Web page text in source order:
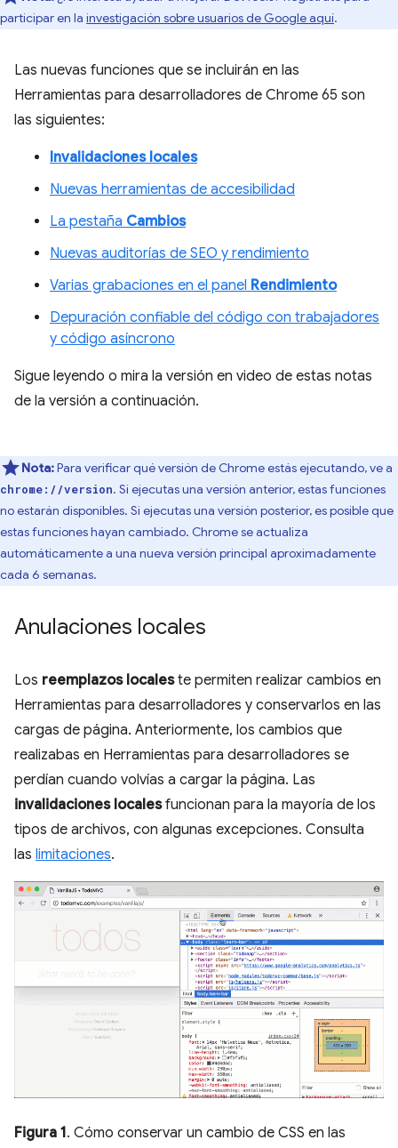
participar en la investigación sobre usuarios de Google aquí.
Las nuevas funciones que se incluirán en las
Herramientas para desarrolladores de Chrome 65 son
las siguientes:
Invalidaciones locales
Nuevas herramientas de accesibilidad
La pestaña Cambios
Nuevas auditorías de SEO y rendimiento
Varias grabaciones en el panel Rendimiento
Depuración confiable del código con trabajadores
y código asíncrono
Sigue leyendo o mira la versión en video de estas notas
de la versión a continuación.
Nota:Para verificar qué versión de Chrome estás ejecutando, ve a
chrome://version. Si ejecutas una versión anterior, estas funciones
no estarán disponibles. Si ejecutas una versión posterior, es posible que
estas funciones hayan cambiado. Chrome se actualiza
automáticamente a una nueva versión principal aproximadamente
cada 6 semanas.
Anulaciones locales
Los reemplazos localeste permiten realizar cambios en
Herramientas para desarrolladores y conservarlos en las
cargas de página. Anteriormente, los cambios que
realizabas en Herramientas para desarrolladores se
perdían cuando volvías a cargar la página. Las
invalidaciones localesfuncionan para la mayoría de los
tipos de archivos, con algunas excepciones. Consulta
las limitaciones.
Figura 1. Cómo conservar un cambio de CSS en las